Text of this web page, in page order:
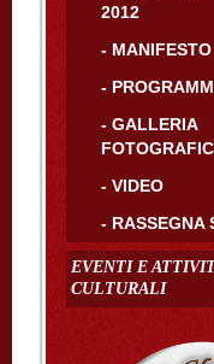
2012
- MANIFESTO
-
- GALLERIA
- VIDEO
- RASSEGNA
EVENTI E
CULTURALI